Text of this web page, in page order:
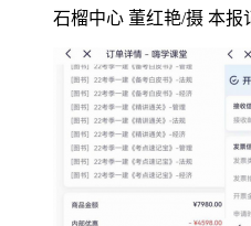
石榴中心 董红艳/摄 本